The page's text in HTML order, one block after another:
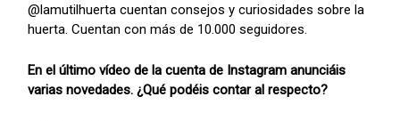
@lamutilhuerta cuentan consejos y curiosidades sobre la
huerta. Cuentan con más de 10.000 seguidores.
En el último vídeo de la cuenta de Instagram anunciáis
varias novedades. ¿Qué podéis contar al respecto?